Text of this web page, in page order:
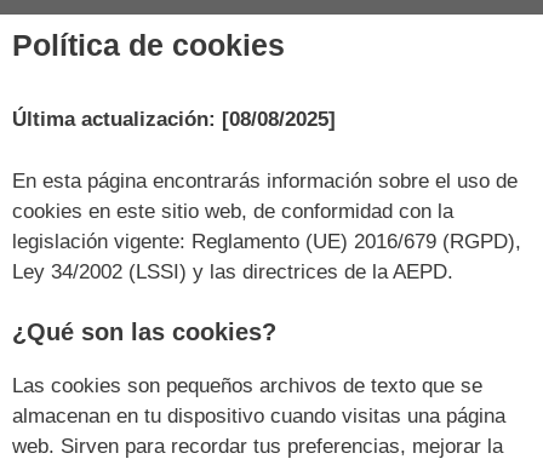
Política de cookies
Última actualización: [08/08/2025]
En esta página encontrarás información sobre el uso de
cookies en este sitio web, de conformidad con la
legislación vigente: Reglamento (UE) 2016/679 (RGPD),
Ley 34/2002 (LSSI) y las directrices de la AEPD.
¿Qué son las cookies?
Las cookies son pequeños archivos de texto que se
almacenan en tu dispositivo cuando visitas una página
web. Sirven para recordar tus preferencias, mejorar la